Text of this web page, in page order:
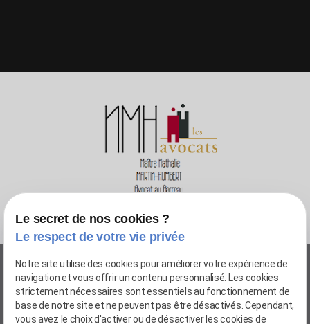
04 72 75 00 14
12 rue Dunoir - 69003 LYON
20 avenue Charles de Gaulle - 69780 MIONS
Le secret de nos cookies ?
Le respect de votre vie privée
Notre site utilise des cookies pour améliorer votre expérience de
navigation et vous offrir un contenu personnalisé. Les cookies
strictement nécessaires sont essentiels au fonctionnement de
base de notre site et ne peuvent pas être désactivés. Cependant,
vous avez le choix d'activer ou de désactiver les cookies de